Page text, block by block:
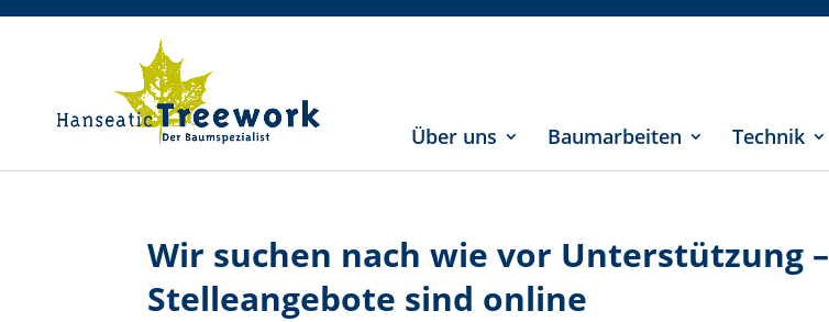
Über uns Baumarbeiten Technik
Wir suchen nach wie vor Unterstützung –
Stelleangebote sind online